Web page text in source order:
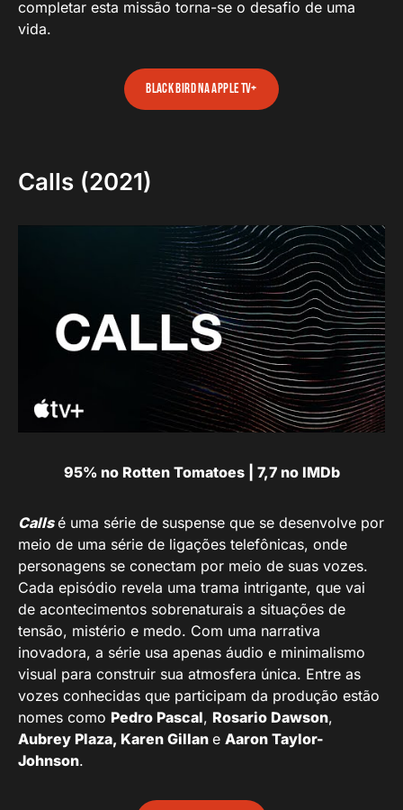
completar esta missão torna-se o desafio de uma
vida.
Black Bird na Apple TV+
Calls (2021)
95% no Rotten Tomatoes | 7,7 no IMDb
Callsé uma série de suspense que se desenvolve por
meio de uma série de ligações telefônicas, onde
personagens se conectam por meio de suas vozes.
Cada episódio revela uma trama intrigante, que vai
de acontecimentos sobrenaturais a situações de
tensão, mistério e medo. Com uma narrativa
inovadora, a série usa apenas áudio e minimalismo
visual para construir sua atmosfera única. Entre as
vozes conhecidas que participam da produção estão
nomes como Pedro Pascal, Rosario Dawson,
Aubrey Plaza, Karen Gillan e Aaron Taylor-
Johnson.